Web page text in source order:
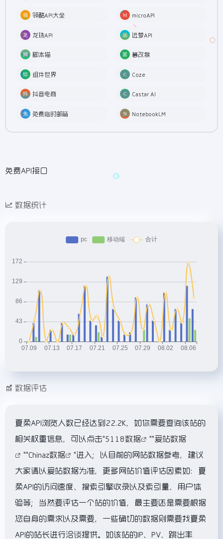
领酷API大全 microAPI
龙珠API 远梦API
脚本猫 篡改猴
组件世界 Coze
抖音电商 Castar AI
免费临时邮箱 NotebookLM
免费API接口
数据统计
数据评估
夏柔API浏览人数已经达到22.2K，如你需要查询该站的
相关权重信息，可以点击"5118数据 ""爱站数据
""Chinaz数据
"进入；以目前的网站数据参考，建议
大家请以爱站数据为准，更多网站价值评估因素如：夏
柔API的访问速度、搜索引擎收录以及索引量、用户体
验等；当然要评估一个站的价值，最主要还是需要根据
您自身的需求以及需要，一些确切的数据则需要找夏柔
API的站长进行洽谈提供。如该站的IP、PV、跳出率